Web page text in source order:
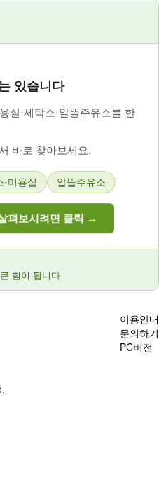
있습니다
실·세탁소·알뜰주유소를 한
바로 찾아보세요.
미용실 알뜰주유소
펴보시려면 클릭 →
힘이 됩니다
이용안내
문의하기
PC버전